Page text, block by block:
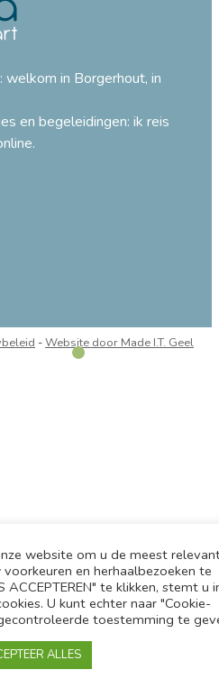
welkom in Borgerhout, in
en begeleidingen: ik reis
-Website door Made I.T. Geel
website om u de meest
en herhaalbezoeken te
te klikken, stemt u
U kunt echter naar "Cookie-
toestemming te
ALLES